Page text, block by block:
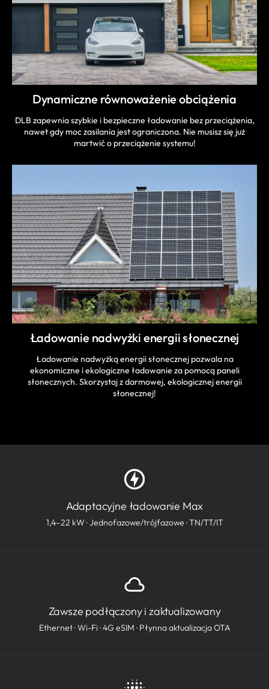
Dynamiczne równoważenie obciążenia
DLB zapewnia szybkie i bezpieczne ładowanie bez przeciążenia,
nawet gdy moc zasilania jest ograniczona. Nie musisz się już
martwić o przeciążenie systemu!
Ładowanie nadwyżki energii słonecznej
Ładowanie nadwyżką energii słonecznej pozwala na
ekonomiczne i ekologiczne ładowanie za pomocą paneli
słonecznych. Skorzystaj z darmowej, ekologicznej energii
słonecznej!
Adaptacyjne ładowanie Max
1,4–22 kW · Jednofazowe/trójfazowe · TN/TT/IT
Zawsze podłączony i zaktualizowany
Ethernet · Wi-Fi · 4G eSIM · Płynna aktualizacja OTA